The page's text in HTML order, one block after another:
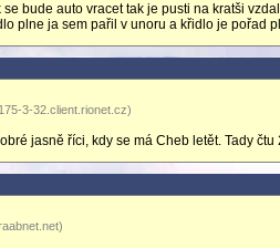
bude auto vracet tak je pusti na kratši
plne ja sem pařil v unoru a křidlo je pořad
3-32.client.rionet.cz)
jasně říci, kdy se má Cheb letět. Tady